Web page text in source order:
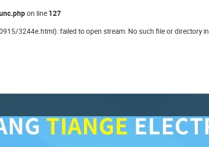
on line 127
3244e.html): failed to open stream: No such file or directory in